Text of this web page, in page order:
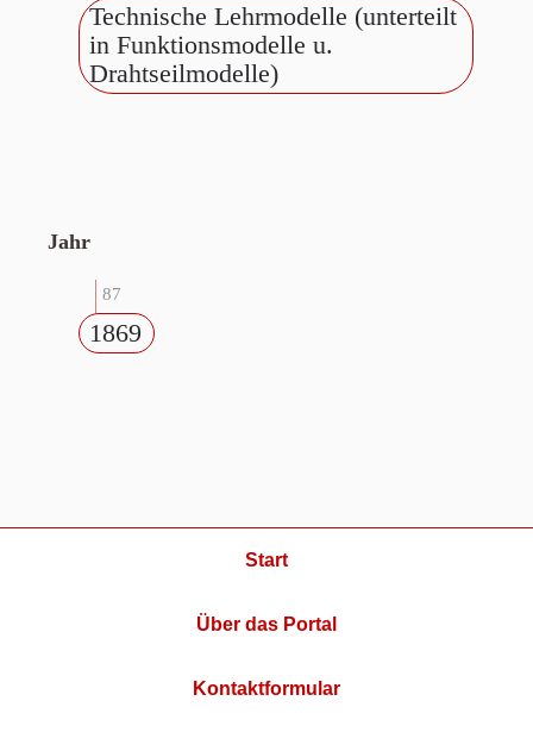
Technische Lehrmodelle (unterteilt
in Funktionsmodelle u.
Drahtseilmodelle)
Jahr
87
1869
Start
Über das Portal
Kontaktformular